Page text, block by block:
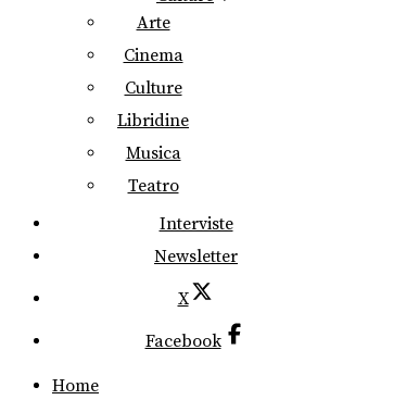
Arte
Cinema
Culture
Libridine
Musica
Teatro
Interviste
Newsletter
X
Facebook
Home